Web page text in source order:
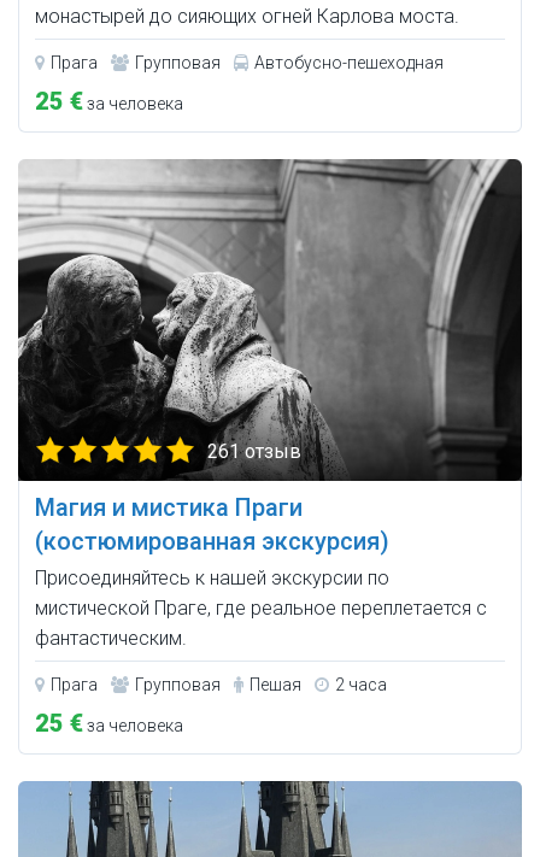
монастырей до сияющих огней Карлова моста.
Прага Групповая Автобусно-пешеходная
25 €за человека
261 отзыв
Магия и мистика Праги
(костюмированная экскурсия)
Присоединяйтесь к нашей экскурсии по
мистической Праге, где реальное переплетается с
фантастическим.
Прага Групповая Пешая 2 часа
25 €за человека